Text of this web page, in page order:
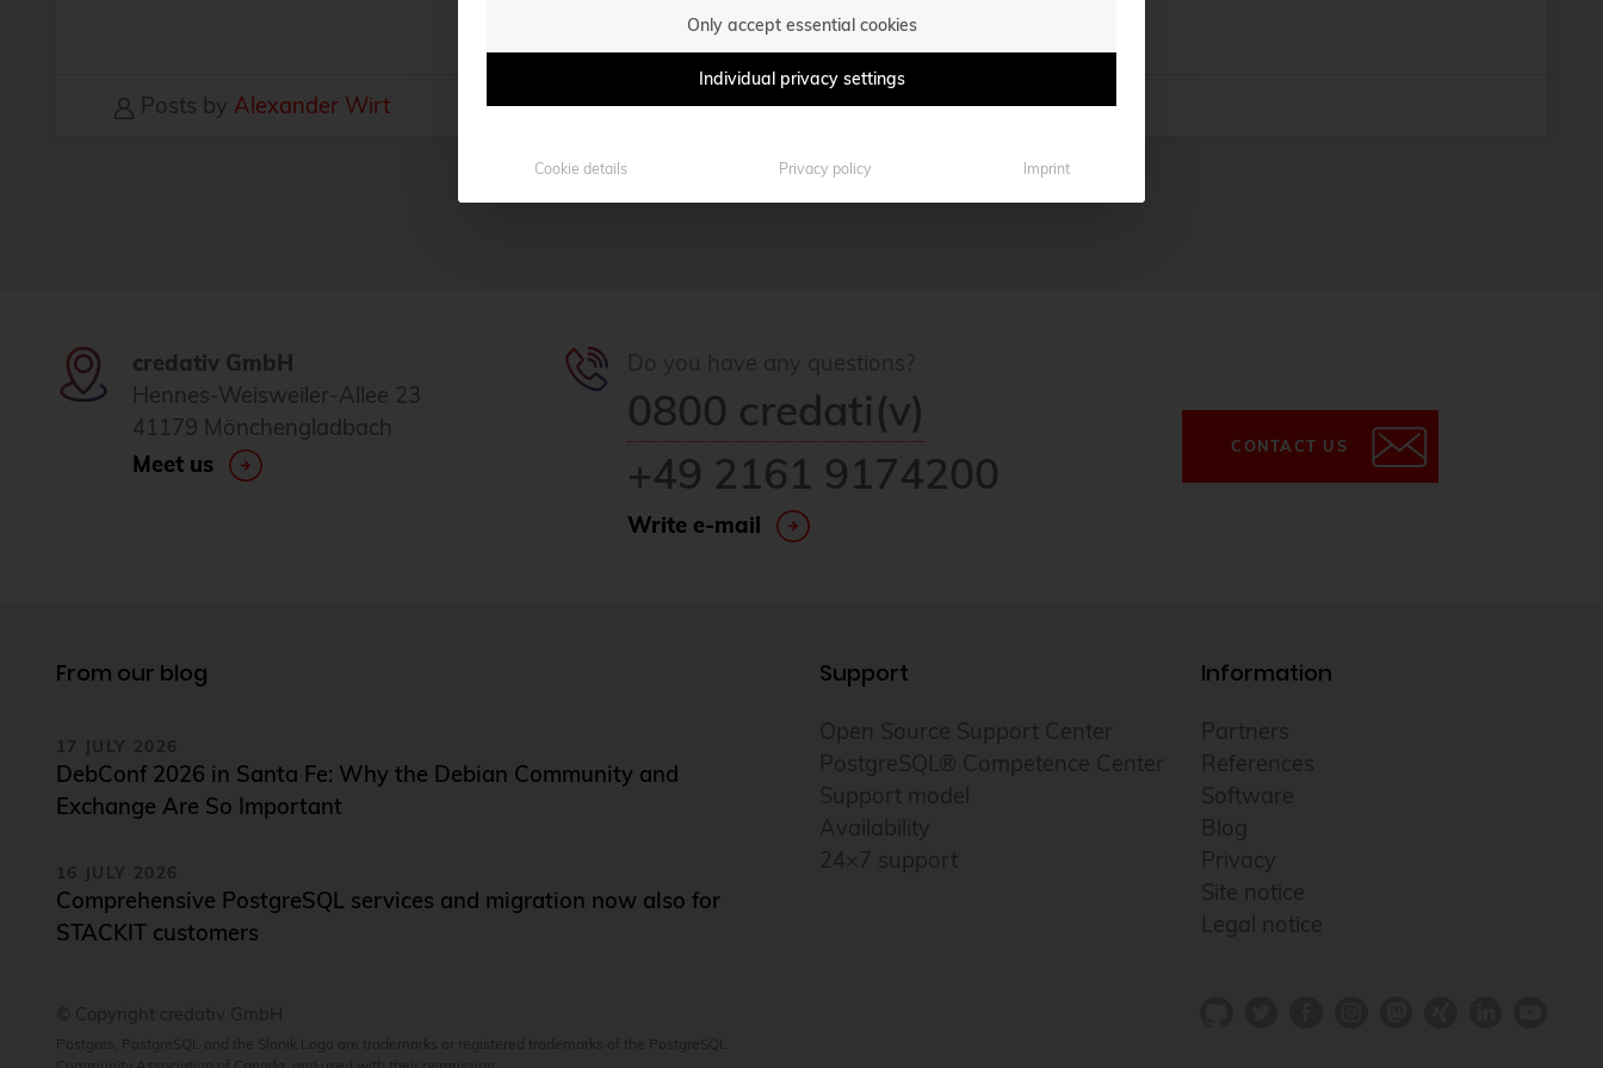
Posts byAlexander Wirt
credativ GmbH
Hennes-Weisweiler-Allee 23
41179 Mönchengladbach
Meet us
0800 credati(v)
+49 2161 9174200
Write e-mail
CONTACT US
From our blog
17 JULY 2026
DebConf 2026 in Santa Fe: Why the Debian Community and
Exchange Are So Important
16 JULY 2026
Comprehensive PostgreSQL services and migration now also for
STACKIT customers
Support
Open Source Support Center
PostgreSQL® Competence Center
Support model
Availability
24×7 support
Information
Partners
References
Software
Blog
Privacy
Site notice
Legal notice
© Copyright credativ GmbH
Postgres, PostgreSQL and the Slonik Logo are trademarks or registered trademarks of the PostgreSQL
Only accept essential cookies
Individual privacy settings
Cookie details Privacy policy Imprint